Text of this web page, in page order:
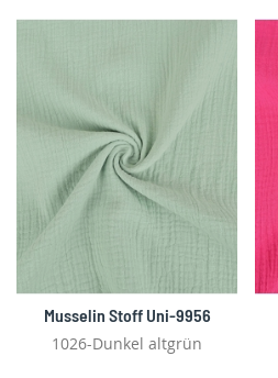
Musselin Stoff Uni-9956
1026-Dunkel altgrün